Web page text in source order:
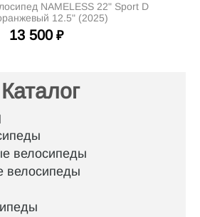
NAMELESS 22" Sport D
12.5" (2025)
13 500 ₽
Каталог
велосипеды
велосипеды